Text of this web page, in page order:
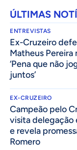
ÚLTIMAS
ENTREVISTAS
Ex-Cruzeiro
Matheus Pereira
‘Pena que não
juntos’
EX-CRUZEIRO
Campeão pelo
visita delegação
e revela
Romero